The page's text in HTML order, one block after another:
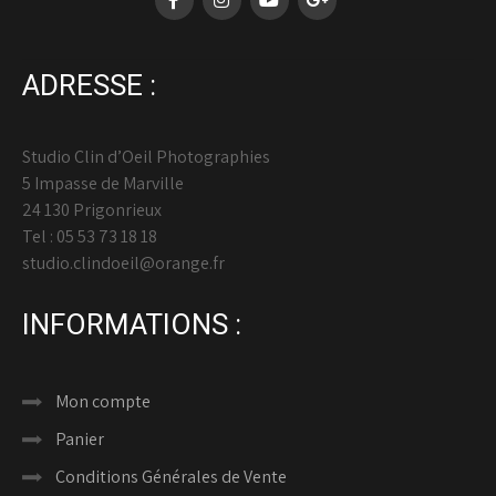
ADRESSE :
Studio Clin d’Oeil Photographies
5 Impasse de Marville
24 130 Prigonrieux
Tel : 05 53 73 18 18
studio.clindoeil@orange.fr
INFORMATIONS :
Mon compte
Panier
Conditions Générales de Vente